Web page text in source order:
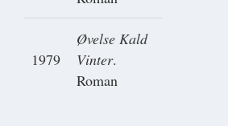
1979
Øvelse Kald
Vinter.
Roman